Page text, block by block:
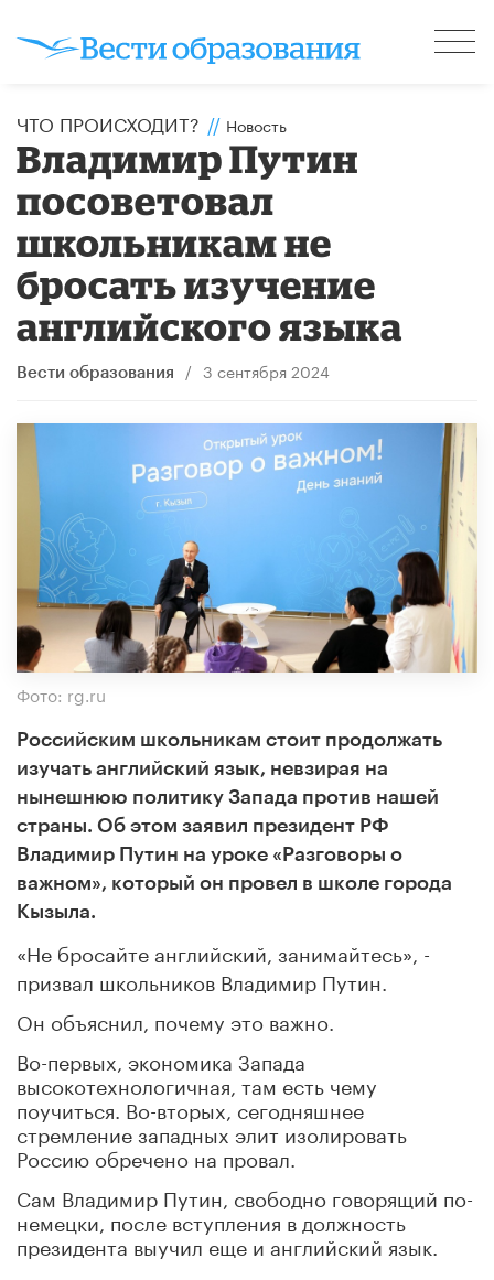
ЧТО ПРОИСХОДИТ? // Новость
Владимир Путин
посоветовал
школьникам не
бросать изучение
английского языка
Вести образования / 3 сентября 2024
Фото: rg.ru
Российским школьникам стоит продолжать
изучать английский язык, невзирая на
нынешнюю политику Запада против нашей
страны. Об этом заявил президент РФ
Владимир Путин на уроке «Разговоры о
важном», который он провел в школе города
Кызыла.
«Не бросайте английский, занимайтесь», -
призвал школьников Владимир Путин.
Он объяснил, почему это важно.
Во-первых, экономика Запада
высокотехнологичная, там есть чему
поучиться. Во-вторых, сегодняшнее
стремление западных элит изолировать
Россию обречено на провал.
Сам Владимир Путин, свободно говорящий по-
немецки, после вступления в должность
президента выучил еще и английский язык.